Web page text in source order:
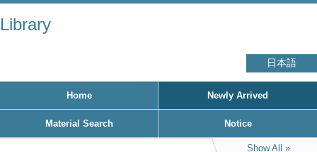
Library
日本語
Home Newly Arrived
Material Search Notice
Show All